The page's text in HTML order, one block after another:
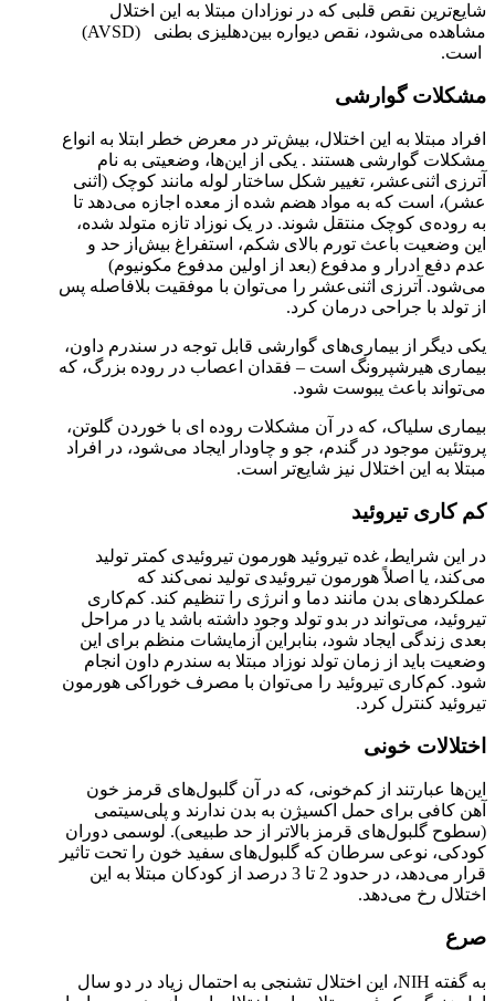
شایع‌ترین نقص قلبی که در نوزادان مبتلا به این اختلال
مشاهده می‌شود، نقص دیواره بین‌دهلیزی بطنی (AVSD)
است.
مشکلات گوارشی
افراد مبتلا به این اختلال، بیش‌تر در معرض خطر ابتلا به انواع
مشکلات گوارشی هستند . یکی از این‌ها، وضعیتی به نام
آترزی اثنی‌عشر، تغییر شکل ساختار لوله مانند کوچک (اثنی
عشر)، است که به مواد هضم شده از معده اجازه می‌دهد تا
به روده‌ی کوچک منتقل شوند. در یک نوزاد تازه متولد شده،
این وضعیت باعث تورم بالای شکم، استفراغ بیش‌از حد و
عدم دفع ادرار و مدفوع (بعد از اولین مدفوع مکونیوم)
می‌شود. آترزی اثنی‌عشر را می‌توان با موفقیت بلافاصله پس
از تولد با جراحی درمان کرد.
یکی دیگر از بیماری‌های گوارشی قابل توجه در سندرم داون،
بیماری هیرشپرونگ است – فقدان اعصاب در روده بزرگ، که
می‌تواند باعث یبوست شود.
بیماری سلیاک، که در آن مشکلات روده ای با خوردن گلوتن،
پروتئین موجود در گندم، جو و چاودار ایجاد می‌شود، در افراد
مبتلا به این اختلال نیز شایع‌تر است.
کم کاری تیروئید
در این شرایط، غده تیروئید هورمون تیروئیدی کمتر تولید
می‌کند، یا اصلاً هورمون تیروئیدی تولید نمی‌کند که
عملکردهای بدن مانند دما و انرژی را تنظیم ‌کند. کم‌کاری
تیروئید، می‌تواند در بدو تولد وجود داشته باشد یا در مراحل
بعدی زندگی ایجاد شود، بنابراین آزمایشات منظم برای این
وضعیت باید از زمان تولد نوزاد مبتلا به سندرم داون انجام
شود. کم‌کاری تیروئید را می‌توان با مصرف خوراکی هورمون
تیروئید کنترل کرد.
اختلالات خونی
این‌ها عبارتند از کم‌خونی، که در آن گلبول‌های قرمز خون
آهن کافی برای حمل اکسیژن به بدن ندارند و پلی‌سیتمی
(سطوح گلبول‌های قرمز بالاتر از حد طبیعی). لوسمی دوران
کودکی، نوعی سرطان که گلبول‌های سفید خون را تحت تاثیر
قرار می‌دهد، در حدود 2 تا 3 درصد از کودکان مبتلا به این
اختلال رخ می‌دهد.
صرع
به گفته NIH، این اختلال تشنجی به احتمال زیاد در دو سال